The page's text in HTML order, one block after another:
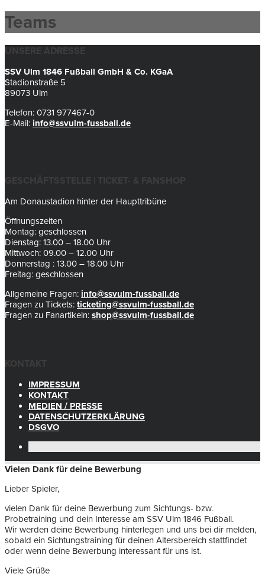
Teams
UNSERE ADRESSE
SSV Ulm 1846 Fußball GmbH & Co. KGaA
Stadionstraße 5
89073 Ulm
Telefon: 0731 977467-0
E-Mail: info@ssvulm-fussball.de
GESCHÄFTSSTELLE | TICKET- & FANSHOP
Am Donaustadion hinter der Haupttribüne
Öffnungszeiten
Montag: geschlossen
Dienstag: 13.00 – 18.00 Uhr
Mittwoch: 09.00 – 12.00 Uhr
Donnerstag : 13.00 – 18.00 Uhr
Freitag: geschlossen
Allgemeine Fragen: info@ssvulm-fussball.de
Fragen zu Tickets: ticketing@ssvulm-fussball.de
Fragen zu Fanartikeln: shop@ssvulm-fussball.de
KONTAKT
IMPRESSUM
KONTAKT
MEDIEN / PRESSE
DATENSCHUTZERKLÄRUNG
DSGVO
Vielen Dank für deine Bewerbung
Lieber Spieler,
vielen Dank für deine Bewerbung zum Sichtungs- bzw.
Probetraining und dein Interesse am SSV Ulm 1846 Fußball.
Wir werden deine Bewerbung hinterlegen und uns bei dir melden,
sobald ein Sichtungstraining für deinen Altersbereich stattfindet
oder wenn deine Bewerbung interessant für uns ist.
Viele Grüße